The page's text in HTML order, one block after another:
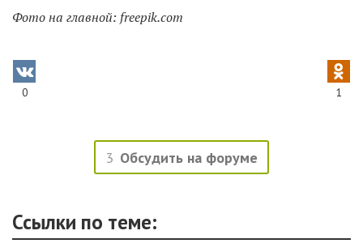
Фото на главной: freepik.com
0 1
3 Обсудить на форуме
Ссылки по теме: